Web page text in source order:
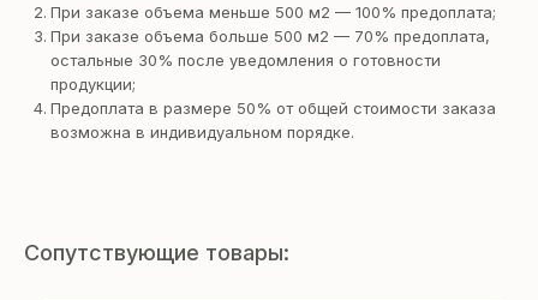
При заказе объема меньше 500 м2 — 100% предоплата;
При заказе объема больше 500 м2 — 70% предоплата,
остальные 30% после уведомления о готовности
продукции;
Предоплата в размере 50% от общей стоимости заказа
возможна в индивидуальном порядке.
Сопутствующие товары: